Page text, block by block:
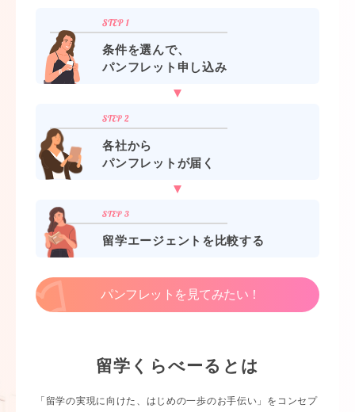
条件を選んで、
パンフレット申し込み
各社から
パンフレットが届く
留学エージェントを比較する
パンフレットを見てみたい！
留学くらべーるとは
「留学の実現に向けた、はじめの一歩のお手伝い」をコンセプ